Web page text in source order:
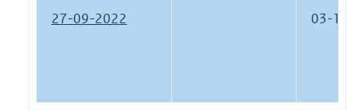
27-09-2022 03-11-